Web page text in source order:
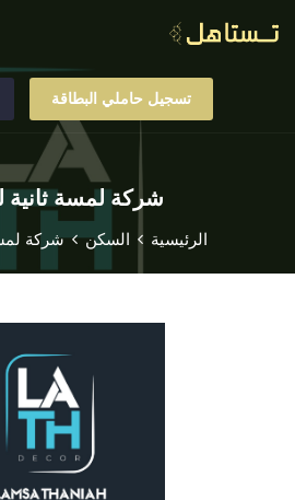
تسجيل حاملي البطاقة
شركة لمسة ثانية
الرئيسية السكن شركة